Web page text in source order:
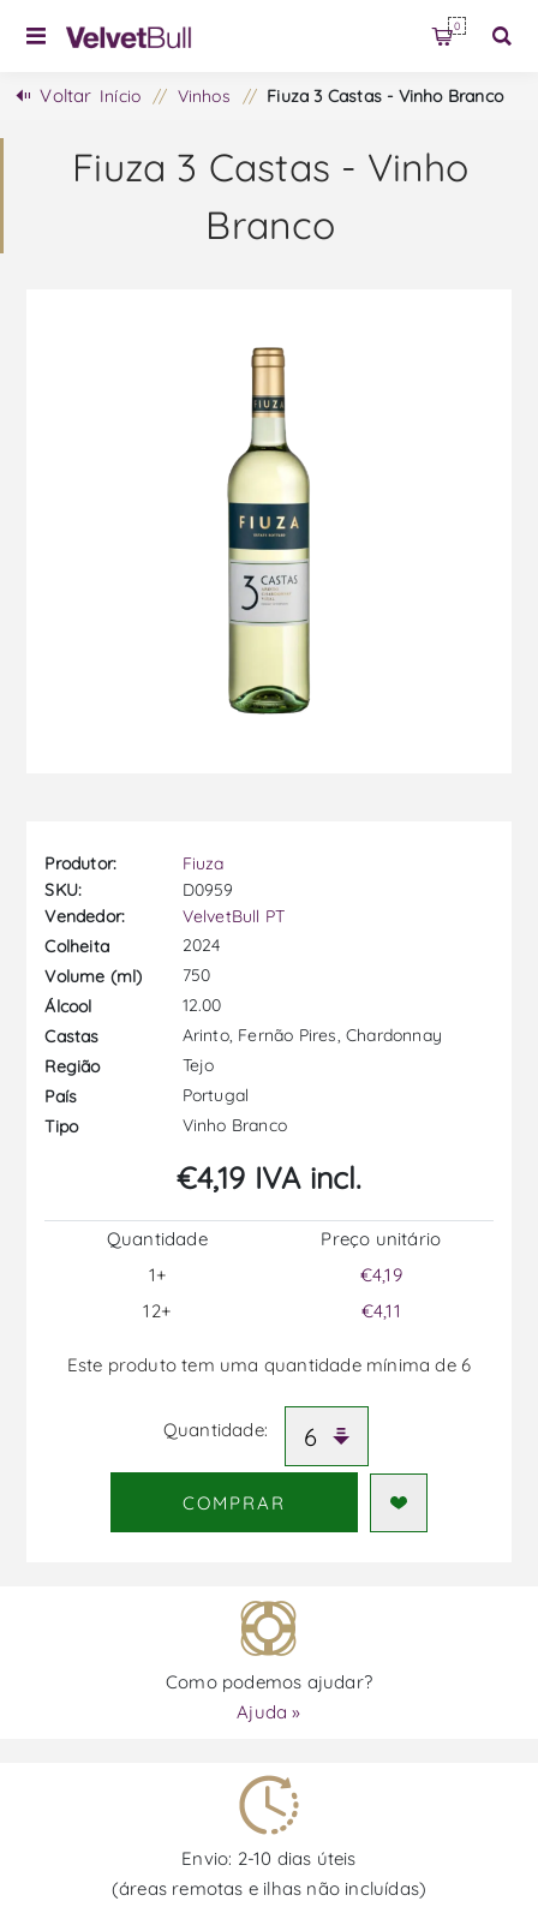
0
Voltar Início / Vinhos / Fiuza 3 Castas - Vinho Branco
Fiuza 3 Castas - Vinho
Branco
Produtor:
Fiuza
SKU:
D0959
Vendedor:
VelvetBull PT
Colheita
2024
Volume (ml)
750
Álcool
12.00
Castas
Arinto, Fernão Pires, Chardonnay
Região
Tejo
País
Portugal
Tipo
Vinho Branco
€4,19 IVA incl.
Quantidade
1+
12+
Preço unitário
€4,19
€4,11
Este produto tem uma quantidade mínima de 6
Quantidade:
COMPRAR
Como podemos ajudar?
Ajuda »
Envio: 2-10 dias úteis
(áreas remotas e ilhas não incluídas)